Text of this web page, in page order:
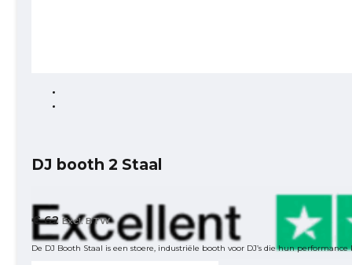
DJ booth 2 Staal
€62 Excl. BTW
De DJ Booth Staal is een stoere, industriële booth voor DJ’s die hun